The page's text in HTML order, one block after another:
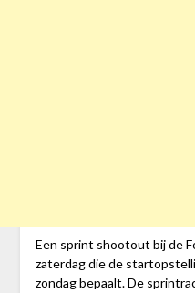
Een sprint shootout bij de
zaterdag die de
zondag bepaalt. De